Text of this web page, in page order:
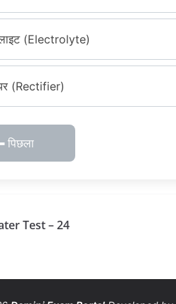
(Electrolyte)
(Rectifier)
पिछला
Test – 24